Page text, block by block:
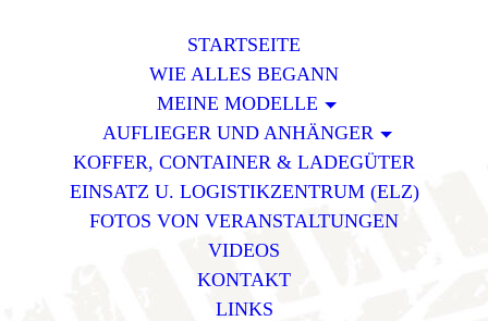
STARTSEITE
WIE ALLES BEGANN
MEINE MODELLE
AUFLIEGER UND ANHÄNGER
KOFFER, CONTAINER & LADEGÜTER
EINSATZ U. LOGISTIKZENTRUM (ELZ)
FOTOS VON VERANSTALTUNGEN
VIDEOS
KONTAKT
LINKS